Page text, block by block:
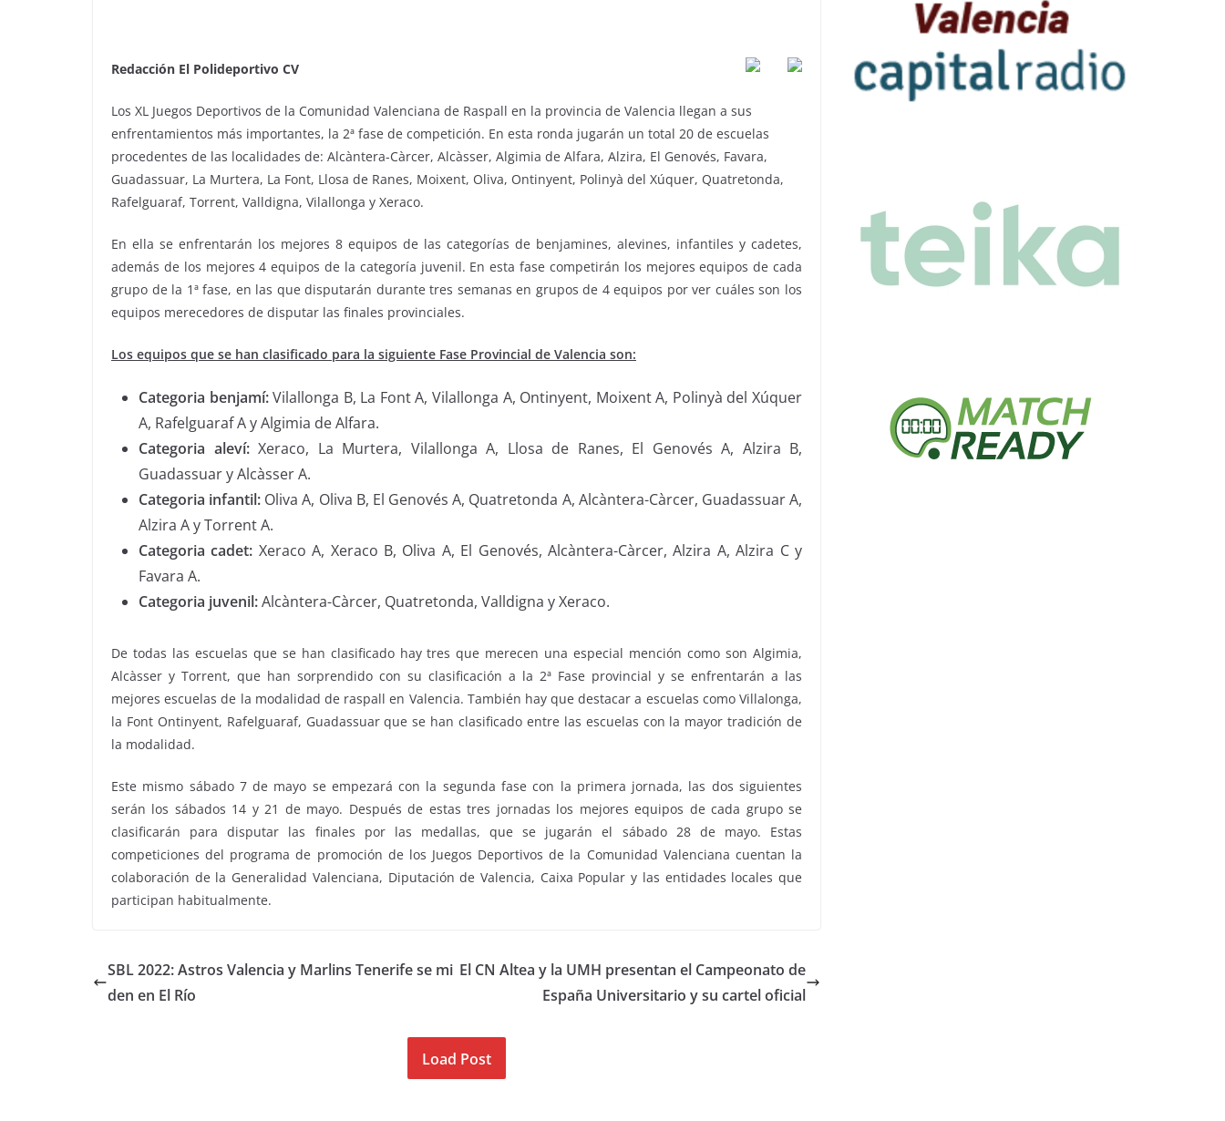
Redacción El Polideportivo CV
Los XL Juegos Deportivos de la Comunidad Valenciana de Raspall en la provincia de Valencia llegan a sus
enfrentamientos más importantes, la 2ª fase de competición. En esta ronda jugarán un total 20 de escuelas
procedentes de las localidades de: Alcàntera-Càrcer, Alcàsser, Algimia de Alfara, Alzira, El Genovés, Favara,
Guadassuar, La Murtera, La Font, Llosa de Ranes, Moixent, Oliva, Ontinyent, Polinyà del Xúquer, Quatretonda,
Rafelguaraf, Torrent, Valldigna, Vilallonga y Xeraco.
En ella se enfrentarán los mejores 8 equipos de las categorías de benjamines, alevines, infantiles y cadetes,
además de los mejores 4 equipos de la categoría juvenil. En esta fase competirán los mejores equipos de cada
grupo de la 1ª fase, en las que disputarán durante tres semanas en grupos de 4 equipos por ver cuáles son los
equipos merecedores de disputar las finales provinciales.
Los equipos que se han clasificado para la siguiente Fase Provincial de Valencia son:
Categoria benjamí:Vilallonga B, La Font A, Vilallonga A, Ontinyent, Moixent A, Polinyà del Xúquer
A, Rafelguaraf A y Algimia de Alfara.
Categoria aleví:Xeraco, La Murtera, Vilallonga A, Llosa de Ranes, El Genovés A, Alzira B,
Guadassuar y Alcàsser A.
Categoria infantil: Oliva A, Oliva B, El Genovés A, Quatretonda A, Alcàntera-Càrcer, Guadassuar A,
Alzira A y Torrent A.
Categoria cadet: Xeraco A, Xeraco B, Oliva A, El Genovés, Alcàntera-Càrcer, Alzira A, Alzira C y
Favara A.
Categoria juvenil:Alcàntera-Càrcer, Quatretonda, Valldigna y Xeraco.
De todas las escuelas que se han clasificado hay tres que merecen una especial mención como son Algimia,
Alcàsser y Torrent, que han sorprendido con su clasificación a la 2ª Fase provincial y se enfrentarán a las
mejores escuelas de la modalidad de raspall en Valencia. También hay que destacar a escuelas como Villalonga,
la Font Ontinyent, Rafelguaraf, Guadassuar que se han clasificado entre las escuelas con la mayor tradición de
la modalidad.
Este mismo sábado 7 de mayo se empezará con la segunda fase con la primera jornada, las dos siguientes
serán los sábados 14 y 21 de mayo. Después de estas tres jornadas los mejores equipos de cada grupo se
clasificarán para disputar las finales por las medallas, que se jugarán el sábado 28 de mayo. Estas
competiciones del programa de promoción de los Juegos Deportivos de la Comunidad Valenciana cuentan la
colaboración de la Generalidad Valenciana, Diputación de Valencia, Caixa Popular y las entidades locales que
participan habitualmente.
SBL 2022: Astros Valencia y Marlins Tenerife se mi
den en El Río
El CN Altea y la UMH presentan el Campeonato de
España Universitario y su cartel oficial
Load Post